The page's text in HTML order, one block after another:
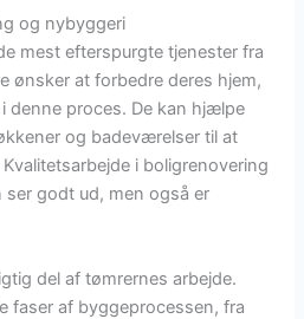
og nybyggeri
mest efterspurgte tjenester fra
ønsker at forbedre deres hjem,
denne proces. De kan hjælpe
og badeværelser til at
i boligrenovering
ser godt ud, men også er
del af tømrernes arbejde.
faser af byggeprocessen, fra